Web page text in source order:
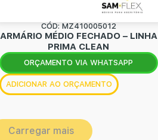
CÓD: MZ410005012
ARMÁRIO MÉDIO FECHADO – LINHA
PRIMA CLEAN
ORÇAMENTO VIA WHATSAPP
ADICIONAR AO ORÇAMENTO
Carregar mais